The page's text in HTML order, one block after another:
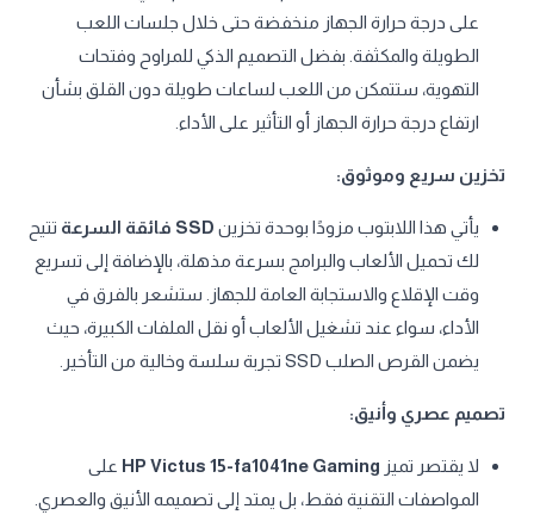
على درجة حرارة الجهاز منخفضة حتى خلال جلسات اللعب
الطويلة والمكثفة. بفضل التصميم الذكي للمراوح وفتحات
التهوية، ستتمكن من اللعب لساعات طويلة دون القلق بشأن
ارتفاع درجة حرارة الجهاز أو التأثير على الأداء.
تخزين سريع وموثوق:
يأتي هذا اللابتوب مزودًا بوحدة تخزين SSD فائقة السرعة
تتيح
لك تحميل الألعاب والبرامج بسرعة مذهلة، بالإضافة إلى تسريع
وقت الإقلاع والاستجابة العامة للجهاز. ستشعر بالفرق في
الأداء، سواء عند تشغيل الألعاب أو نقل الملفات الكبيرة، حيث
يضمن القرص الصلب SSD تجربة سلسة وخالية من التأخير.
تصميم عصري وأنيق:
لا يقتصر تميز HP Victus 15-fa1041ne Gaming على
المواصفات التقنية فقط، بل يمتد إلى تصميمه الأنيق والعصري.